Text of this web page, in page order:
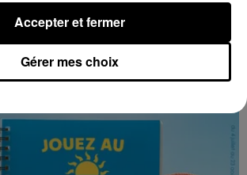
passent vite... les cadeaux aussi
Gérer mes choix
Accepter et fermer